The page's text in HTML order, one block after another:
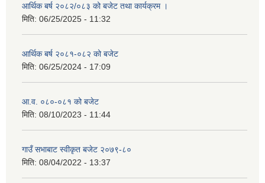
आर्थिक बर्ष २०८२/०८३ को बजेट तथा कार्यक्रम ।
मिति: 06/25/2025 - 11:32
आर्थिक बर्ष २०८१-०८२ को बजेट
मिति: 06/25/2024 - 17:09
आ.व. ०८०-०८१ को बजेट
मिति: 08/10/2023 - 11:44
गाउँ सभाबाट स्वीकृत बजेट २०७९-८०
मिति: 08/04/2022 - 13:37